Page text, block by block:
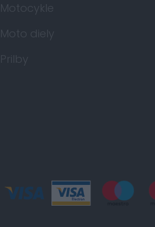
Motocykle
Moto diely
Prilby